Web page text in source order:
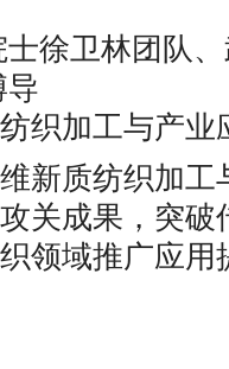
徐卫林团队
导
织加工与产业
新质纺织加
关成果，突
领域推广应